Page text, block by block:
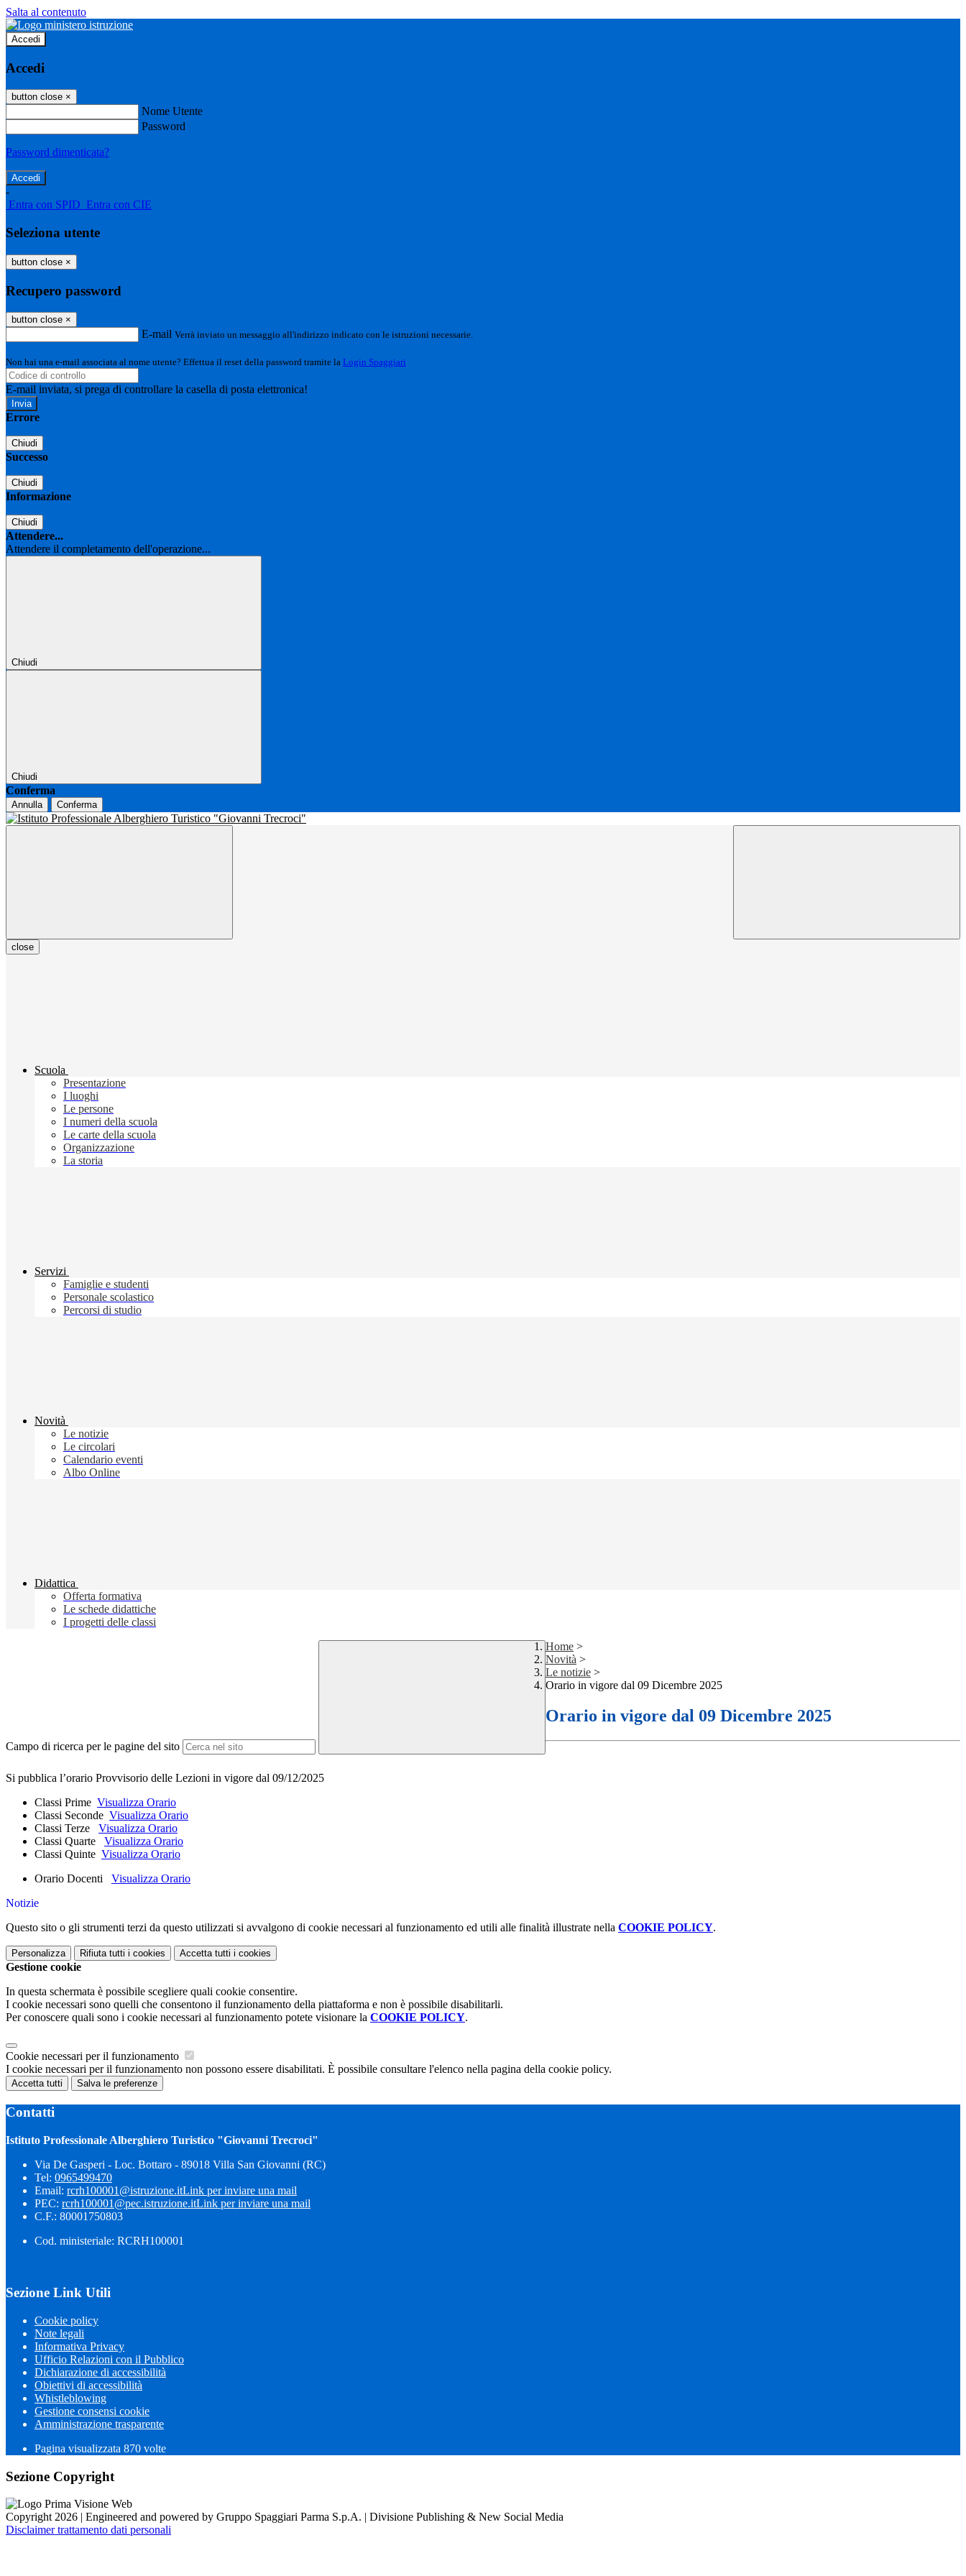
Salta al contenuto
Accedi
Accedi
button close ×
Nome Utente
Password
Password dimenticata?
-
Entra con SPID Entra con CIE
Seleziona utente
button close ×
Recupero password
button close ×
E-mail Verrà inviato un messaggio all'indirizzo indicato con le istruzioni necessarie.
Non hai una e-mail associata al nome utente? Effettua il reset della password tramite la Login Spaggiari
E-mail inviata, si prega di controllare la casella di posta elettronica!
Errore
Chiudi
Successo
Chiudi
Informazione
Chiudi
Attendere...
Attendere il completamento dell'operazione...
Chiudi
Chiudi
Conferma
Annulla Conferma
close
Scuola
Presentazione
I luoghi
Le persone
I numeri della scuola
Le carte della scuola
Organizzazione
La storia
Servizi
Famiglie e studenti
Personale scolastico
Percorsi di studio
Novità
Le notizie
Le circolari
Calendario eventi
Albo Online
Didattica
Offerta formativa
Le schede didattiche
I progetti delle classi
Campo di ricerca per le pagine del sito
Home >
Novità >
Le notizie >
Orario in vigore dal 09 Dicembre 2025
Orario in vigore dal 09 Dicembre 2025
Si pubblica l’orario Provvisorio delle Lezioni in vigore dal 09/12/2025
Classi Prime Visualizza Orario
Classi Seconde Visualizza Orario
Classi Terze Visualizza Orario
Classi Quarte Visualizza Orario
Classi Quinte Visualizza Orario
Orario Docenti Visualizza Orario
Notizie
Questo sito o gli strumenti terzi da questo utilizzati si avvalgono di cookie necessari al funzionamento ed utili alle finalità illustrate nella COOKIE POLICY.
Personalizza Rifiuta tutti i cookies Accetta tutti i cookies
Gestione cookie
In questa schermata è possibile scegliere quali cookie consentire.
I cookie necessari sono quelli che consentono il funzionamento della piattaforma e non è possibile disabilitarli.
Per conoscere quali sono i cookie necessari al funzionamento potete visionare la COOKIE POLICY.
Cookie necessari per il funzionamento
I cookie necessari per il funzionamento non possono essere disabilitati. È possibile consultare l'elenco nella pagina della cookie policy.
Accetta tutti Salva le preferenze
Contatti
Istituto Professionale Alberghiero Turistico "Giovanni Trecroci"
Via De Gasperi - Loc. Bottaro - 89018 Villa San Giovanni (RC)
Tel: 0965499470
Email: rcrh100001@istruzione.itLink per inviare una mail
PEC: rcrh100001@pec.istruzione.itLink per inviare una mail
C.F.: 80001750803
Cod. ministeriale: RCRH100001
Sezione Link Utili
Cookie policy
Note legali
Informativa Privacy
Ufficio Relazioni con il Pubblico
Dichiarazione di accessibilità
Obiettivi di accessibilità
Whistleblowing
Gestione consensi cookie
Amministrazione trasparente
Pagina visualizzata 870 volte
Sezione Copyright
Copyright 2026 | Engineered and powered by Gruppo Spaggiari Parma S.p.A. | Divisione Publishing & New Social Media
Disclaimer trattamento dati personali